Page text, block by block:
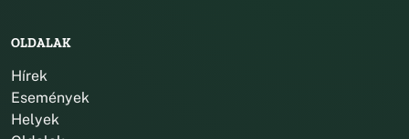
OLDALAK
Hírek
Események
Helyek